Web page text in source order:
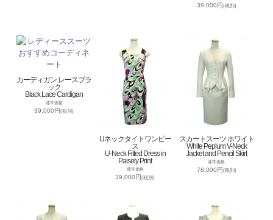
39,000円(税別)
カーディガン レースブラ
ック
Black Lace Cardigan
通常価格
39,000円(税別)
Uネックタイトワンピー
ス
U-Neck Fitted Dress in
Paisely Print
通常価格
39,000円(税別)
スカートスーツ ホワイト
White Peplum V-Neck
Jacket and Pencil Skirt
通常価格
78,000円(税別)